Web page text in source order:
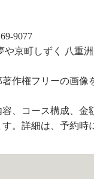
9077
や京町しずく 八重
作権フリーの画像
、コース構成、金
。詳細は、予約時